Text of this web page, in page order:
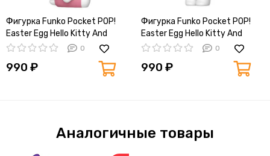
Фигурка Funko Pocket POP!
Easter Egg Hello Kitty And
Friends Hello Kitty with Bunny
0
990 ₽
Фигурка Funko Pocket POP!
Easter Egg Hello Kitty And
Friends Kuromi​ with Bunny Ears
0
990 ₽
Аналогичные товары